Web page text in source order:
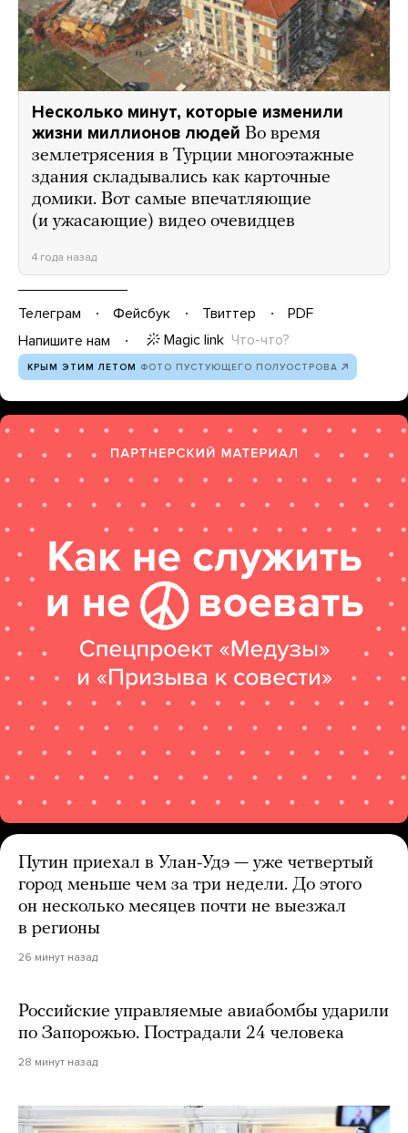
Несколько минут, которые изменили
жизни миллионов людей Во время
землетрясения в Турции многоэтажные
здания складывались как карточные
домики. Вот самые впечатляющие
(и ужасающие) видео очевидцев
4 года назад
Телеграм Фейсбук Твиттер
PDF
Напишите нам
Magic link Что-что?
КРЫМ ЭТИМ ЛЕТОМ ФОТО ПУСТУЮЩЕГО ПОЛУОСТРОВА
Путин приехал в Улан-Удэ — уже четвертый
город меньше чем за три недели. До этого
он несколько месяцев почти не выезжал
в регионы
26 минут назад
Российские управляемые авиабомбы ударили
по Запорожью. Пострадали 24 человека
28 минут назад